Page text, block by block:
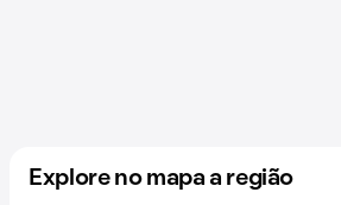
Explore no mapa a região